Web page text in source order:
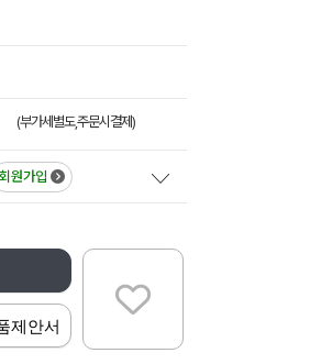
(부가세별도,주문시결제)
회원가입
제안서